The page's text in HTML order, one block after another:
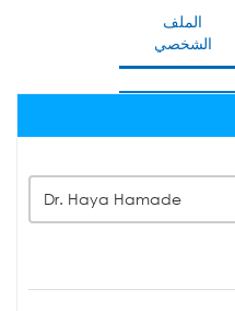
الملف
الشخصي
Dr. Haya Hamade